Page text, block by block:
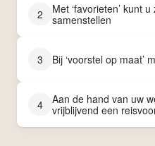
2
Met ‘favorieten’ kunt
samenstellen
3 Bij ‘voorstel op maat’
4
Aan de hand van uw
vrijblijvend een